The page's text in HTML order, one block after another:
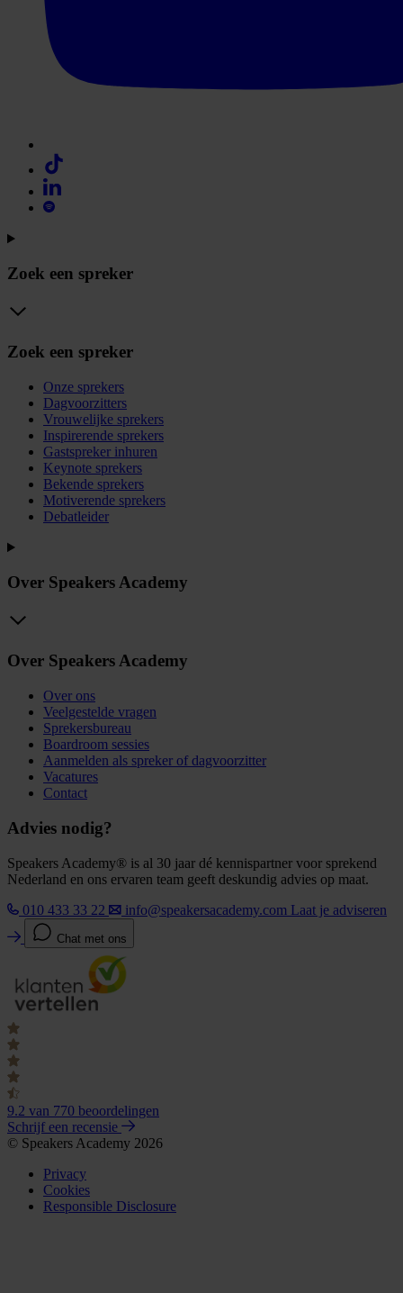
Zoek een spreker
Zoek een spreker
Onze sprekers
Dagvoorzitters
Vrouwelijke sprekers
Inspirerende sprekers
Gastspreker inhuren
Keynote sprekers
Bekende sprekers
Motiverende sprekers
Debatleider
Over Speakers Academy
Over Speakers Academy
Over ons
Veelgestelde vragen
Sprekersbureau
Boardroom sessies
Aanmelden als spreker of dagvoorzitter
Vacatures
Contact
Advies nodig?
Speakers Academy® is al 30 jaar dé kennispartner voor sprekend
Nederland en ons ervaren team geeft deskundig advies op maat.
010 433 33 22
info@speakersacademy.com Laat je adviseren
Chat met ons
9.2 van 770 beoordelingen
Schrijf een recensie
© Speakers Academy 2026
Privacy
Cookies
Responsible Disclosure